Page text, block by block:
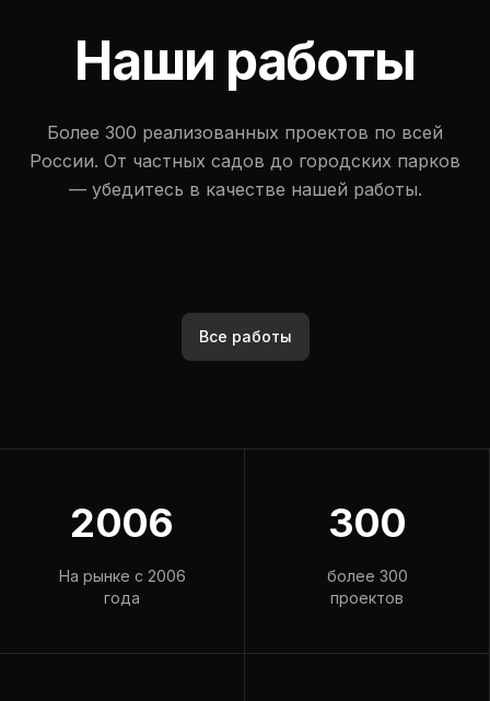
Наши работы
Более 300 реализованных проектов по всей
России. От частных садов до городских парков
— убедитесь в качестве нашей работы.
Все работы
2006
На рынке с 2006
года
300
более 300
проектов